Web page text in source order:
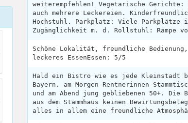
weiterempfehlen! Vegetarische
auch mehrere Leckereien.
Hochstuhl. Parkplatz: Viele Parkplätze
Zugänglichkeit m. d. Rollstuhl: Rampe
Schöne Lokalität, freundliche
leckeres EssenEssen: 5/5
Hald ein Bistro wie es jede Kleinstadt
Bayern. am Morgen Rentnerinnen
und am Abend jung gebliebenen 50+. Die
aus dem Stammhaus keinen
alles in allem eine freundliche